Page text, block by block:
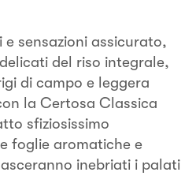
e sensazioni assicurato,
del riso integrale,
di campo e leggera
la Certosa Classica
sfiziosissimo
foglie aromatiche e
inebriati i palati